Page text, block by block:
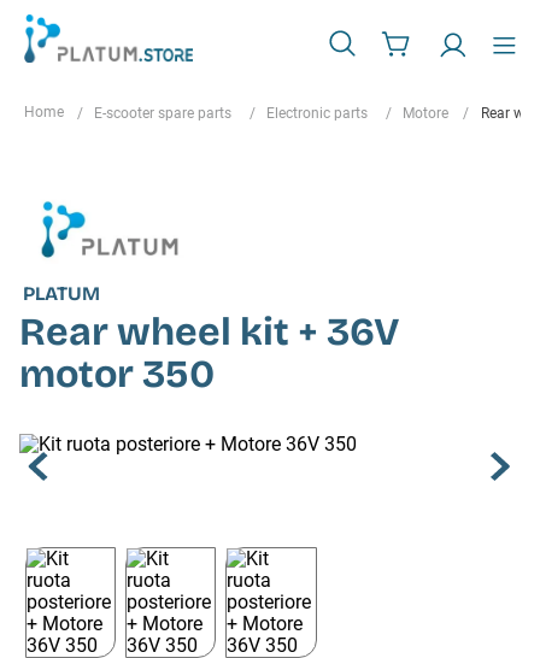
E-scooter spare parts Electronic parts Motore Rear
PLATUM
Rear wheel kit + 36V
motor 350